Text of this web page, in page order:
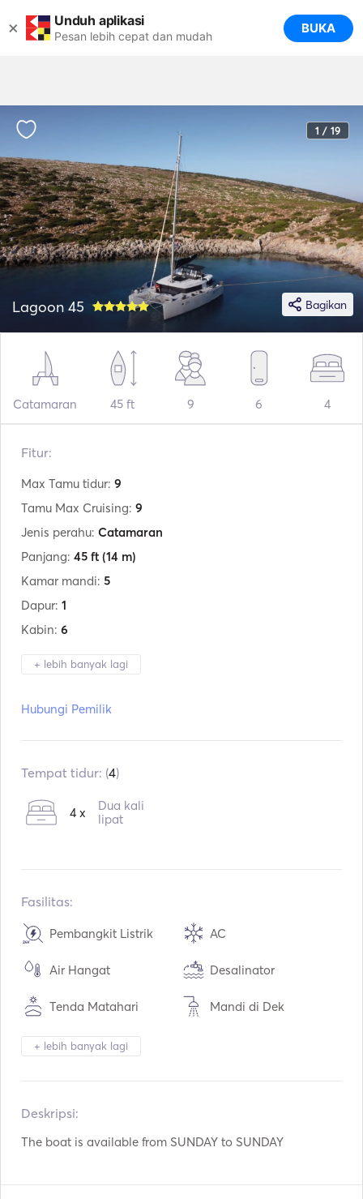
× Unduh aplikasi
Pesan lebih cepat dan mudah BUKA
1 / 19
Bagikan
Lagoon 45
Catamaran 45 ft 9 6 4
Fitur:
Max Tamu tidur: 9
Tamu Max Cruising: 9
Jenis perahu: Catamaran
Panjang: 45 ft (14 m)
Kamar mandi: 5
Dapur: 1
Kabin: 6
+ lebih banyak lagi
Mesin:2 x 57hp
Konsumsi:10
L / Jam
Hubungi Pemilik
Tempat tidur: (4)
4 x
Dua kali
lipat
Fasilitas:
Pembangkit Listrik AC
Air Hangat Desalinator
Tenda Matahari Mandi di Dek
Speaker di Dek
Teropong
+ lebih banyak lagi
Deskripsi:
The boat is available from SUNDAY to SUNDAY